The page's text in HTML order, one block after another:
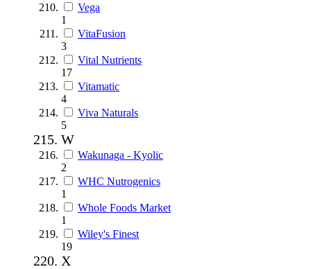
Vega
1
VitaFusion
3
Vital Nutrients
17
Vitamatic
4
Viva Naturals
5
W
Wakunaga - Kyolic
2
WHC Nutrogenics
1
Whole Foods Market
1
Wiley's Finest
19
X